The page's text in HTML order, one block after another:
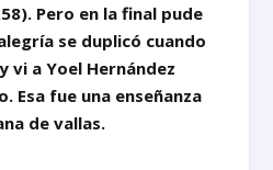
Pero en la final pude
se duplicó cuando
vi a Yoel Hernández
Esa fue una enseñanza
de vallas.